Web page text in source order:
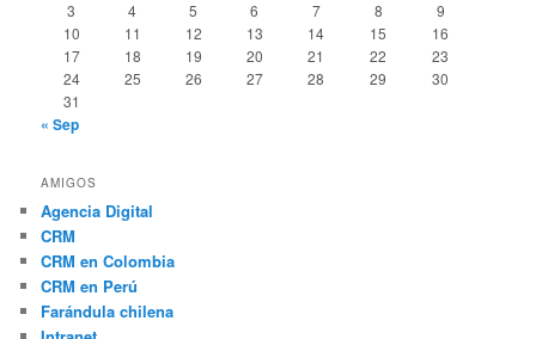
3
4 5 6 7 8
9
10
11 12 13 14 15
16
17
18 19 20 21 22
23
24
25 26 27 28 29
30
31
« Sep
AMIGOS
Agencia Digital
CRM
CRM en Colombia
CRM en Perú
Farándula chilena